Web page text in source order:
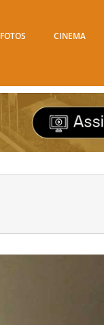
FOTOS CINEMA